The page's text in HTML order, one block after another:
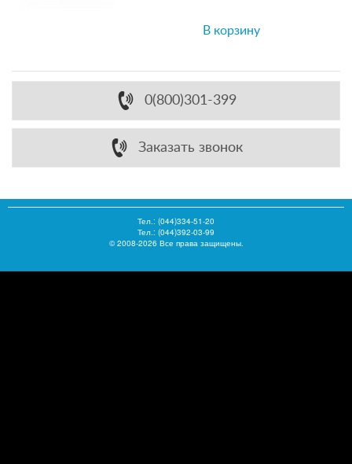
В корзину
0(800)301-399
Заказать звонок
Тел.: (044)334-51-20
Тел.: (044)392-03-99
© 2008-2026 Все права защищены.